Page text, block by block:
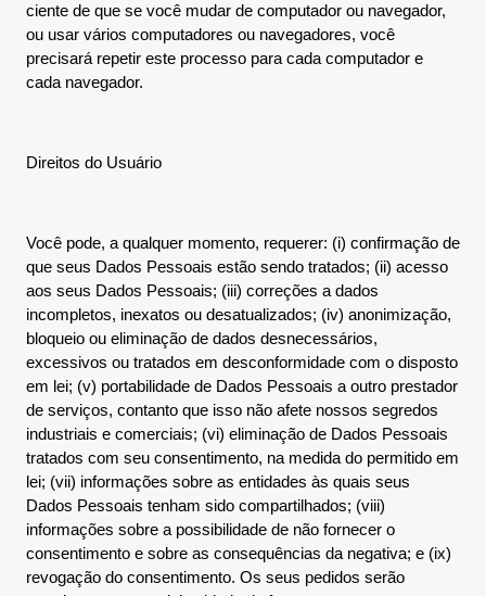
ciente de que se você mudar de computador ou navegador,
ou usar vários computadores ou navegadores, você
precisará repetir este processo para cada computador e
cada navegador.
Direitos do Usuário
Você pode, a qualquer momento, requerer: (i) confirmação de
que seus Dados Pessoais estão sendo tratados; (ii) acesso
aos seus Dados Pessoais; (iii) correções a dados
incompletos, inexatos ou desatualizados; (iv) anonimização,
bloqueio ou eliminação de dados desnecessários,
excessivos ou tratados em desconformidade com o disposto
em lei; (v) portabilidade de Dados Pessoais a outro prestador
de serviços, contanto que isso não afete nossos segredos
industriais e comerciais; (vi) eliminação de Dados Pessoais
tratados com seu consentimento, na medida do permitido em
lei; (vii) informações sobre as entidades às quais seus
Dados Pessoais tenham sido compartilhados; (viii)
informações sobre a possibilidade de não fornecer o
consentimento e sobre as consequências da negativa; e (ix)
revogação do consentimento. Os seus pedidos serão